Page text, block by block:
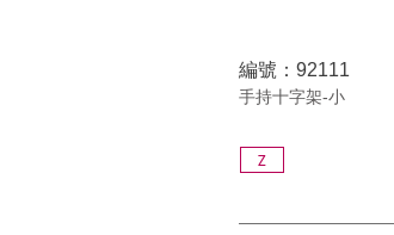
編號：92111
手持十字架-小
Z